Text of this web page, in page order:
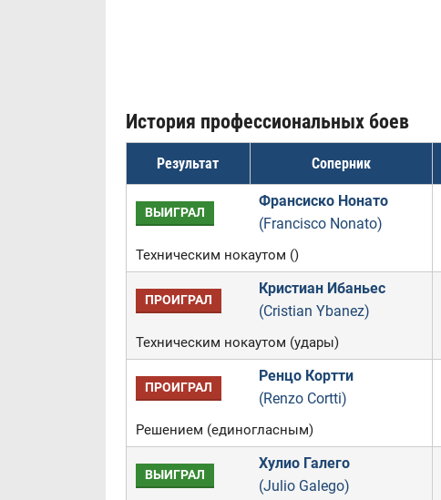
История профессиональных боев
Результат Соперник
ВЫИГРАЛ
Франсиско Нонато
(Francisco Nonato)
Техническим нокаутом ()
ПРОИГРАЛ
Кристиан Ибаньес
(Cristian Ybanez)
Техническим нокаутом (удары)
ПРОИГРАЛ
Ренцо Кортти
(Renzo Cortti)
Решением (единогласным)
ВЫИГРАЛ
Хулио Галего
(Julio Galego)